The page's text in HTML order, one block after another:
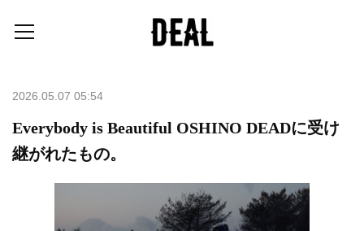
2026.05.07 05:54
Everybody is Beautiful OSHINO DEADに受け
継がれたもの。